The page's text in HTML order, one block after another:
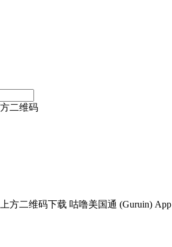
二维码
方二维码下载 咕噜美国通 (Guruin) App